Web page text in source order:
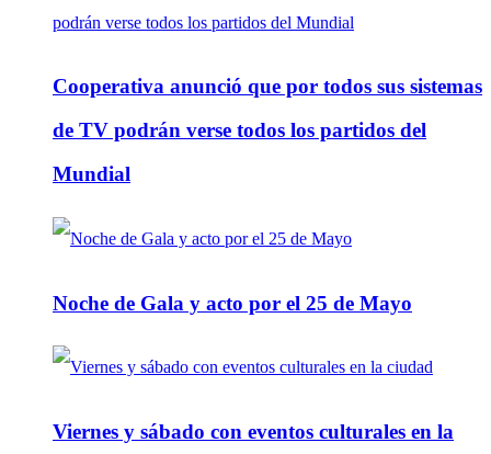
Cooperativa anunció que por todos sus sistemas
de TV podrán verse todos los partidos del
Mundial
Noche de Gala y acto por el 25 de Mayo
Viernes y sábado con eventos culturales en la